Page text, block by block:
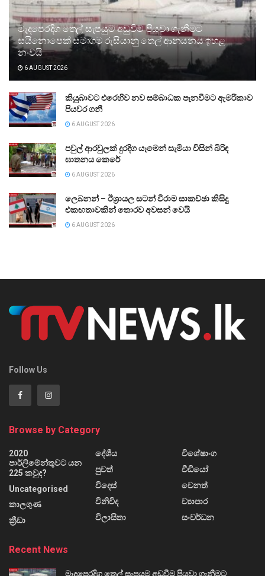
මැදපෙරදිග තෙල් සැපයුම අඩුවීම පියවා ගැනීමට
සයිනොපෙක් සමාගම රුසියානු තෙල් ආනයනය ඉහළ
නංවයි
6 AUGUST 2026
කියුබාවට එරෙහිව නව සම්බාධක පැනවීමට ඇමරිකාව
පියවර ගනී
6 AUGUST 2026
පවුල් ආරවුලක් දුරදිග යෑමෙන් සැමියා විසින් බිරිඳ
ඝාතනය කෙරේ
6 AUGUST 2026
ලෙබනන් – ඊශ්‍රායල සටන් විරාම සාකච්ඡා කිසිදු
එකඟතාවකින් තොරව අවසන් වෙයි
6 AUGUST 2026
Follow Us
Browse by Category
2020
පාර්ලිමේන්තුවට යන
225 කවුද?
Uncategorised
කාලගුණ
ක්‍රීඩා
දේශීය
පුවත්
විදෙස්
විනිවිද
විලාසිතා
විශේෂාංග
වීඩියෝ
වෙනත්
ව්‍යාපාර
සංවර්ධන
Recent News
මැදපෙරදිග තෙල් සැපයුම අඩුවීම පියවා ගැනීමට